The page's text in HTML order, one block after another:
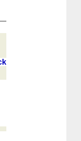
p/l...